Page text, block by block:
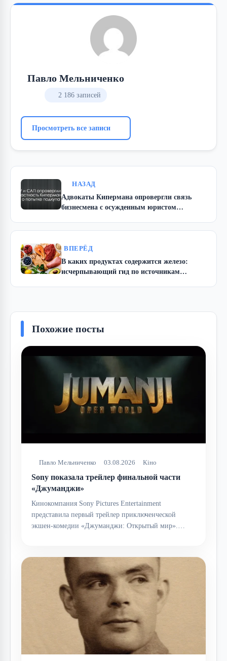
Павло Мельниченко
2 186 записей
Просмотреть все записи
НАЗАД
Адвокаты Кипермана опровергли связь
бизнесмена с осужденным юристом
ВПЕРЁД
В каких продуктах содержится железо:
исчерпывающий гид по источникам
Похожие посты
Павло Мельниченко 03.08.2026 Кіно
Sony показала трейлер финальной части
«Джуманджи»
Кинокомпания Sony Pictures Entertainment
представила первый трейлер приключенческой
экшен-комедии «Джуманджи: Открытый мир».…